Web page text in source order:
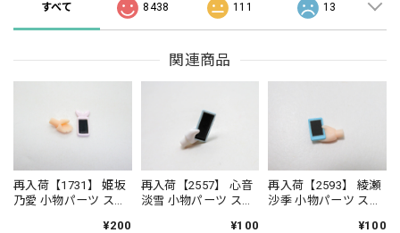
すべて 8438 111 13
関連商品
再入荷【1731】 姫坂
乃愛 小物パーツ スマ
¥200
再入荷【2557】 心音
淡雪 小物パーツ スマ
¥100
再入荷【2593】 綾瀬
沙季 小物パーツ スマ
¥100